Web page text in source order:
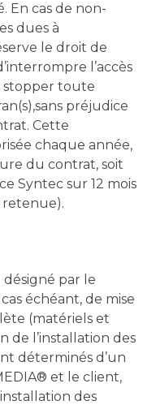
En cas de non-
dues à
le droit de
l’accès
stopper toute
préjudice
Cette
chaque année,
du contrat, soit
Syntec sur 12 mois
retenue).
par le
échéant, de mise
(matériels et
de l’installation des
déterminés d’un
et le client,
des